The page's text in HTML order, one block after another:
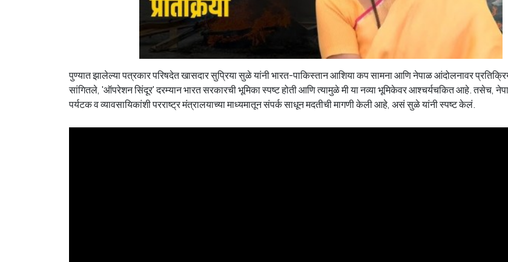
पुण्यात झालेल्या पत्रकार परिषदेत खासदार सुप्रिया सुळे यांनी भारत-पाकिस्तान आशिया कप सामना आणि नेपाळ आंदोलनावर
सांगितले, 'ऑपरेशन सिंदूर' दरम्यान भारत सरकारची भूमिका स्पष्ट होती आणि त्यामुळे मी या नव्या भूमिकेवर आश्चर्यचकित आहे. तसेच,
पर्यटक व व्यावसायिकांशी परराष्ट्र मंत्रालयाच्या माध्यमातून संपर्क साधून मदतीची मागणी केली आहे, असं सुळे यांनी स्पष्ट केलं.